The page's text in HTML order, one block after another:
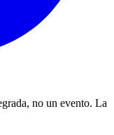
no un evento. La